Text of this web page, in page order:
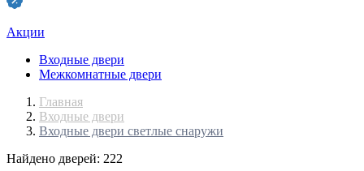
Акции
Входные двери
Межкомнатные двери
Главная
Входные двери
Входные двери светлые снаружи
Найдено дверей: 222